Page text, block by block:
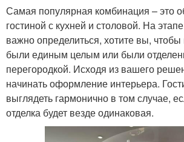
Самая популярная комбинация – это
гостиной с кухней и столовой. На
важно определиться, хотите вы, чтобы
были единым целым или были
перегородкой. Исходя из вашего
начинать оформление интерьера.
выглядеть гармонично в том случае,
отделка будет везде одинаковая.